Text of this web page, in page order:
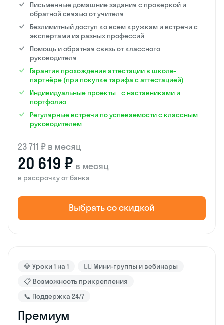
Письменные домашние задания с проверкой и
обратной связью от учителя
Безлимитный доступ ко всем кружкам и встречи с
экспертами из разных профессий
Помощь и обратная связь от классного
руководителя
Гарантия прохождения аттестации в школе-
партнёре (при покупке тарифа с аттестацией)
Индивидуальные проекты с наставниками и
портфолио
Регулярные встречи по успеваемости с классным
руководителем
23 711 ₽ в месяц
20 619 ₽ в месяц
в рассрочку от банка
Выбрать со скидкой
💎 Уроки 1 на 1
🙋‍♂️ Мини-группы и вебинары
📋 Возможность прикрепления
📞 Поддержка 24/7
Премиум